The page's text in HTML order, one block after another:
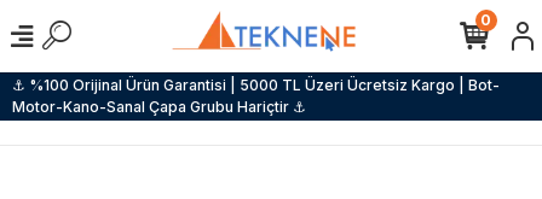
⚓ %100 Orijinal Ürün Garantisi | 5000 TL Üzeri Ücretsiz Kargo | Bot-
Motor-Kano-Sanal Çapa Grubu Hariçtir ⚓
0